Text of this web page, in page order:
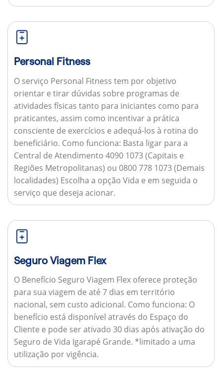
Personal Fitness
O serviço Personal Fitness tem por objetivo
orientar e tirar dúvidas sobre programas de
atividades físicas tanto para iniciantes como para
praticantes, assim como incentivar a prática
consciente de exercícios e adequá-los à rotina do
beneficiário. Como funciona: Basta ligar para a
Central de Atendimento 4090 1073 (Capitais e
Regiões Metropolitanas) ou 0800 778 1073 (Demais
localidades) Escolha a opção Vida e em seguida o
serviço que deseja acionar.
Seguro Viagem Flex
O Benefício Seguro Viagem Flex oferece proteção
para sua viagem de até 7 dias em território
nacional, sem custo adicional. Como funciona: O
benefício está disponível através do Espaço do
Cliente e pode ser ativado 30 dias após ativação do
Seguro de Vida Igarapé Grande. *limitado a uma
utilização por vigência.